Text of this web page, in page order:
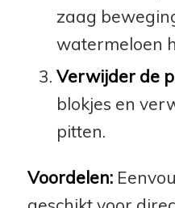
zaag
watermeloen
Verwijder de
blokjes en
pitten.
Voordelen: